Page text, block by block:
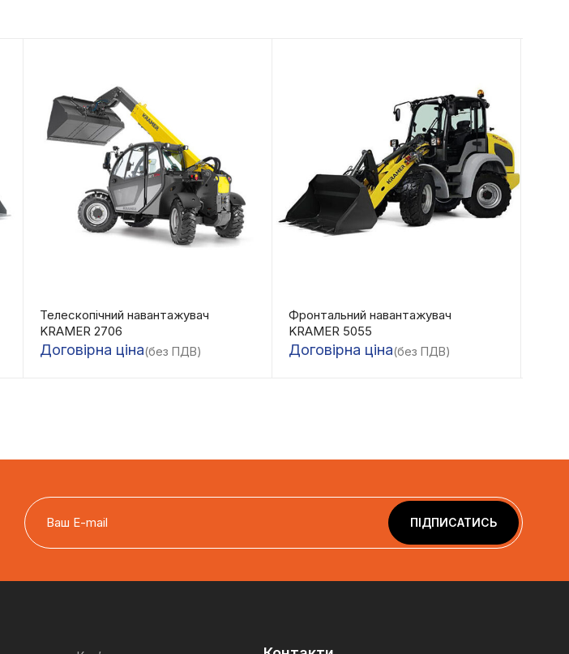
Телескопічний навантажувач
KRAMER 2706
Договірна ціна(без ПДВ)
Фронтальний навантажувач
KRAMER 5055
Договірна ціна(без ПДВ)
ПІДПИСАТИСЬ